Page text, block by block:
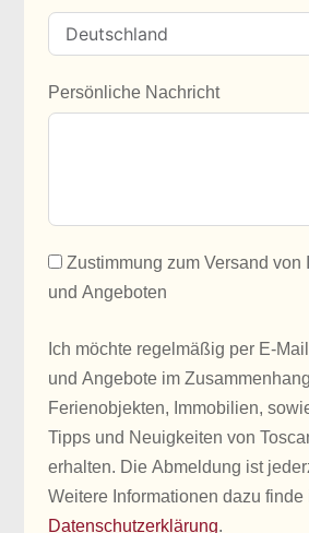
Persönliche Nachricht
Zustimmung zum Versand von
und Angeboten
Ich möchte regelmäßig per E-
und Angebote im
Ferienobjekten, Immobilien,
Tipps und Neuigkeiten von
erhalten. Die Abmeldung ist
Weitere Informationen dazu finde
Datenschutzerklärung.